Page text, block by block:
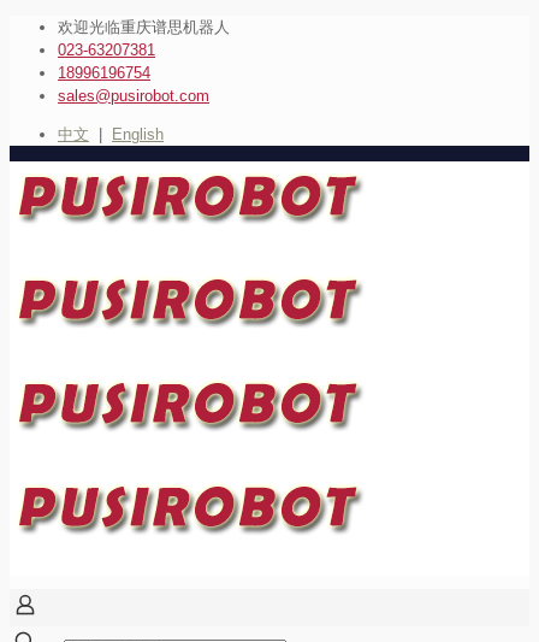
欢迎光临重庆谱思机器人
023-63207381
18996196754
sales@pusirobot.com
中文 English